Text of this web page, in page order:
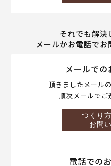
それでも解決
メールかお電話でお
メールで
頂きましたメール
順次メールでご
つくり
お問
電話での